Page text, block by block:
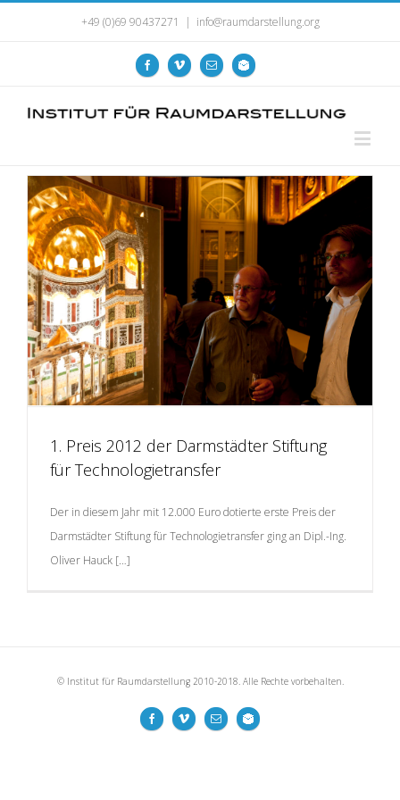
+49 (0)69 90437271 | info@raumdarstellung.org
1. Preis 2012 der Darmstädter Stiftung für
Technologietransfer
1. Preis 2012 der Darmstädter Stiftung
für Technologietransfer
Der in diesem Jahr mit 12.000 Euro dotierte erste Preis der
Darmstädter Stiftung für Technologietransfer ging an Dipl.-Ing.
Oliver Hauck […]
© Institut für Raumdarstellung 2010-2018. Alle Rechte vorbehalten.